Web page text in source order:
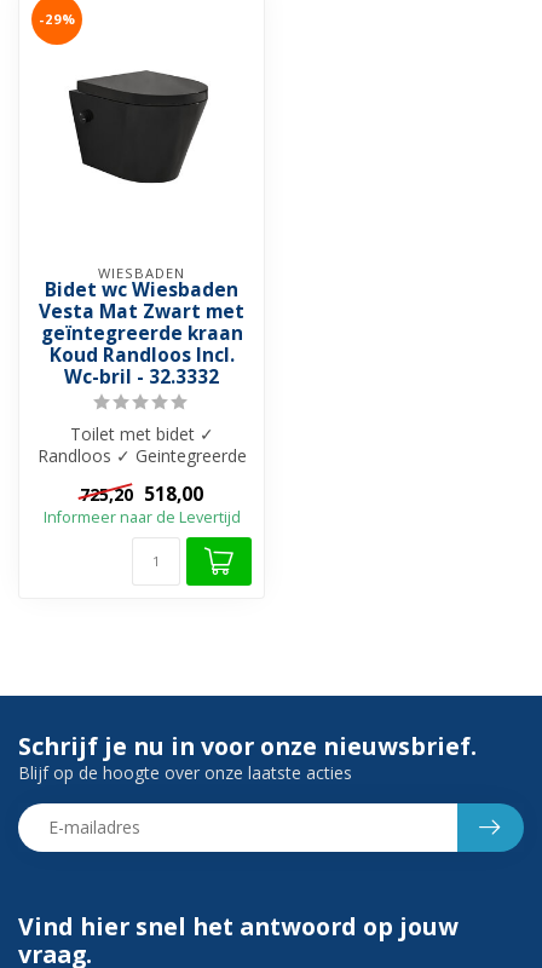
-29%
WIESBADEN
Bidet wc Wiesbaden
Vesta Mat Zwart met
geïntegreerde kraan
Koud Randloos Incl.
Wc-bril - 32.3332
Toilet met bidet ✓
Randloos ✓ Geintegreerde
bidetkraan Koud ✓ Incl. wc-
bril Hoog...
725,20 518,00
Informeer naar de Levertijd
Vind hier snel het antwoord op jouw
vraag.
Schrijf je nu in voor onze nieuwsbrief.
Blijf op de hoogte over onze laatste acties